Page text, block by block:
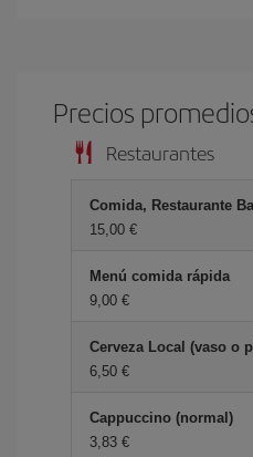
Precios
Restaurantes
Comida, Restaurante
15,00 €
Menú comida rápida
9,00 €
Cerveza Local (vaso o
6,50 €
Cappuccino (normal)
3,83 €